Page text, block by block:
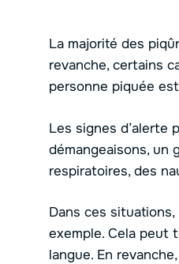
La majorité des
revanche, certains
personne piquée
Les signes d’alerte
démangeaisons, un
respiratoires, des
Dans ces situations,
exemple. Cela peut
langue. En